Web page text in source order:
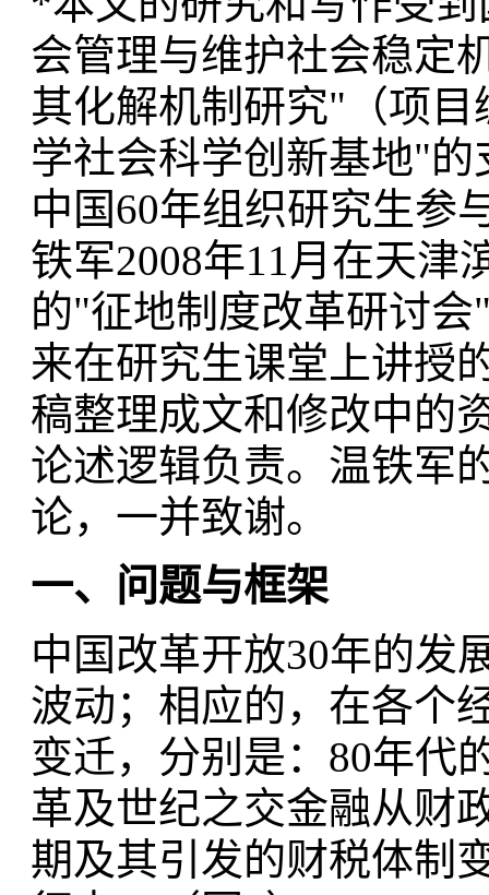
会管理与维护社会稳定
其化解机制研究"（项
学社会科学创新基地"
中国60年组织研究生参
铁军2008年11月在天津
的"征地制度改革研讨
来在研究生课堂上讲授
稿整理成文和修改中的
论述逻辑负责。温铁军
论，一并致谢。
一、问题与框架
中国改革开放30年的发
波动；相应的，在各个
变迁，分别是：80年代
革及世纪之交金融从财
期及其引发的财税体制